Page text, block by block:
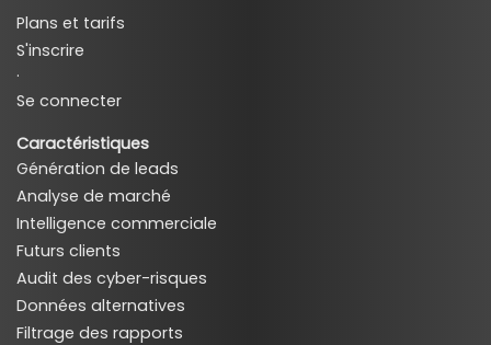
Plans et tarifs
S'inscrire
·
Se connecter
Caractéristiques
Génération de leads
Analyse de marché
Intelligence commerciale
Futurs clients
Audit des cyber-risques
Données alternatives
Filtrage des rapports